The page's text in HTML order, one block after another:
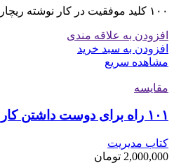
۱۰۰ کلید موفقیت در کار نوشته ریچارد کارلسون
افزودن به علاقه مندی
افزودن به سبد خرید
مشاهده سریع
مقایسه
۱۰۱ راه برای دوست داشتن کار
کتاب مدیریت
2,000,000 تومان